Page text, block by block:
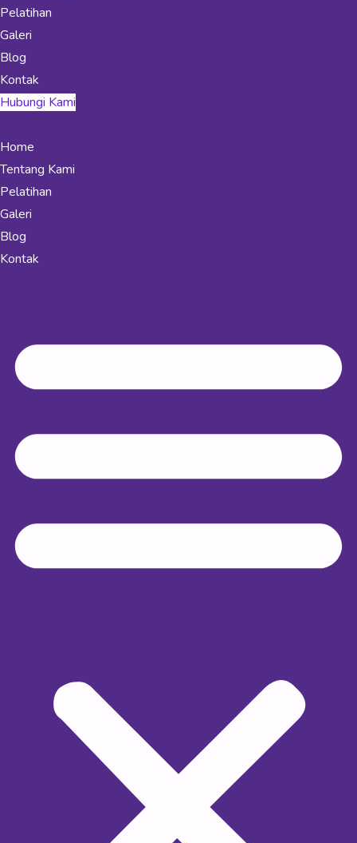
Pelatihan
Galeri
Blog
Kontak
Hubungi Kami
Home
Tentang Kami
Pelatihan
Galeri
Blog
Kontak